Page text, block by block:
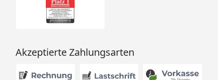
Akzeptierte Zahlungsarten